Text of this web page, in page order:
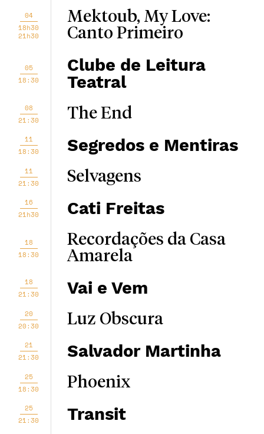
04
18h30
21h30
Mektoub, My Love:
Canto Primeiro
05
18:30
Clube de Leitura
Teatral
08
21:30
The End
11
18:30
Segredos e Mentiras
11
21:30
Selvagens
16
21h30
Cati Freitas
18
18:30
Recordações da Casa
Amarela
18
21:30
Vai e Vem
20
20:30
Luz Obscura
21
21:30
Salvador Martinha
25
18:30
Phoenix
25
21:30
Transit